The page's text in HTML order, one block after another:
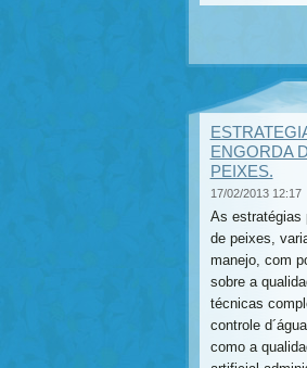
ENGORDA
PEIXES.
17/02/2013 12:17
As estratégias
de peixes,
manejo, com
sobre a
técnicas
controle
como a